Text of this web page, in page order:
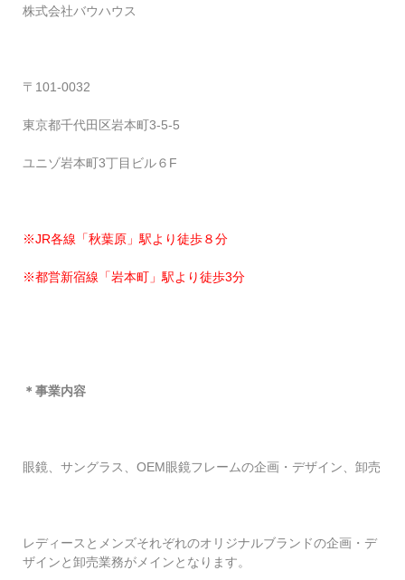
株式会社バウハウス
〒101-0032
東京都千代田区岩本町3-5-5
ユニゾ岩本町3丁目ビル６F
※JR各線「秋葉原」駅より徒歩８分
※都営新宿線「岩本町」駅より徒歩3分
＊事業内容
眼鏡、サングラス、OEM眼鏡フレームの企画・デザイン、卸売
レディースとメンズそれぞれのオリジナルブランドの企画・デ
ザインと卸売業務がメインとなります。